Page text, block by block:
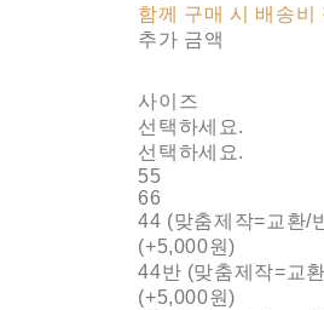
함께 구매 시 배송비
추가 금액
사이즈
선택하세요.
선택하세요.
55
66
44 (맞춤제작=교환/
(+5,000원)
44반 (맞춤제작=교
(+5,000원)